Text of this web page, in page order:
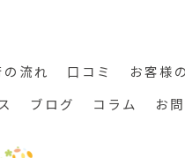
流れ 口コミ お客様
ブログ コラム お